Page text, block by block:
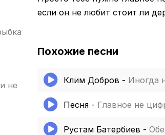
не
если он не любит стоит ли
Похожие песни
Клим Добров - Иногда
Песня - Главное не
Рустам Батербиев -